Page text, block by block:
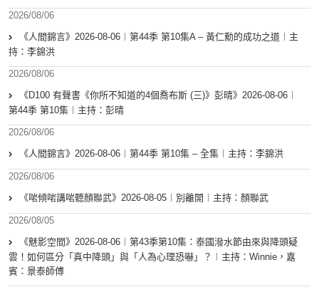
2026/08/06
《人間錦言》2026-08-06︱第44季 第10集A – 黃仁勳的成功之道︱主
持：李錦洪
2026/08/06
《D100 有聲書《你所不知道的4個喬布斯 (三)》彭晴》2026-08-06︱
第44季 第10集︱主持：彭晴
2026/08/06
《人間錦言》2026-08-06︱第44季 第10集 – 全集︱主持：李錦洪
2026/08/06
《啱傾啱講啱聽顏聯武》2026-08-05︱別離開︱主持：顏聯武
2026/08/05
《魅影空間》2026-08-06︱第43季第10集：泰國潑水節由來與降頭疑
雲！如何區分「真中降頭」與「人為心理恐嚇」？︱主持：Winnie，嘉
賓：景泰師傅